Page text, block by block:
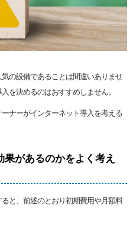
の設備であることは間違いありませ
を決めるのはおすすめしません。
ナーがインターネット導入を考える
があるのかをよく考え
と、前述のとおり初期費用や月額料